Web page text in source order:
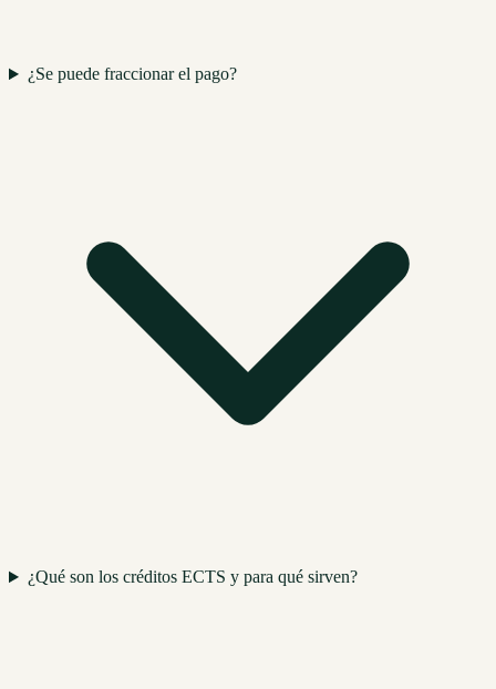
¿Se puede fraccionar el pago?
¿Qué son los créditos ECTS y para qué sirven?